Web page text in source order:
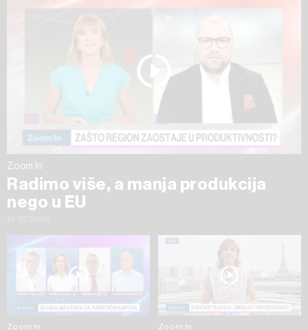
Zoom In
Radimo više, a manja produkcija
nego u EU
Zoom In Zoom In